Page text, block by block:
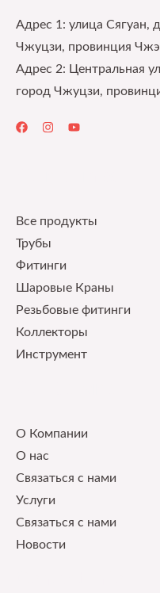
Адрес 1: улица Сягуан,
Чжуцзи, провинция
Адрес 2: Центральная
город Чжуцзи,
Все продукты
Трубы
Фитинги
Шаровые Краны
Pезьбовые фитинги
Коллекторы
Инструмент
О Компании
О нас
Связаться с нами
Услуги
Связаться с нами
Новости